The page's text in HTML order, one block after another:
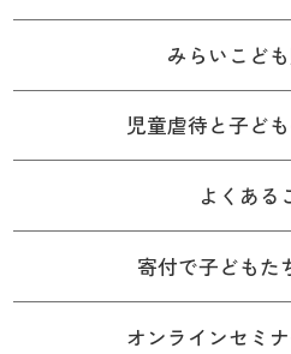
みらいこど
児童虐待と子ど
よくある
寄付で子どもた
オンラインセミ